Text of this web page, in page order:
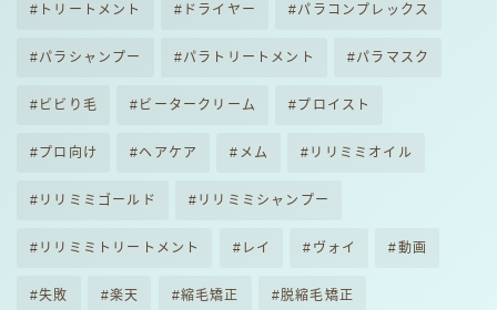
トリートメント ドライヤー パラコンプレックス
パラシャンプー パラトリートメント パラマスク
ビビり毛 ビータークリーム プロイスト
プロ向け ヘアケア メム リリミミオイル
リリミミゴールド リリミミシャンプー
リリミミトリートメント レイ ヴォイ 動画
失敗 楽天 縮毛矯正 脱縮毛矯正